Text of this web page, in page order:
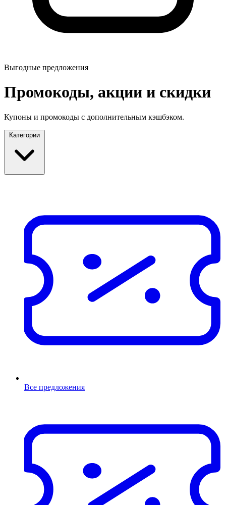
Выгодные предложения
Промокоды, акции и скидки
Купоны и промокоды с дополнительным кэшбэком.
Категории
Все предложения